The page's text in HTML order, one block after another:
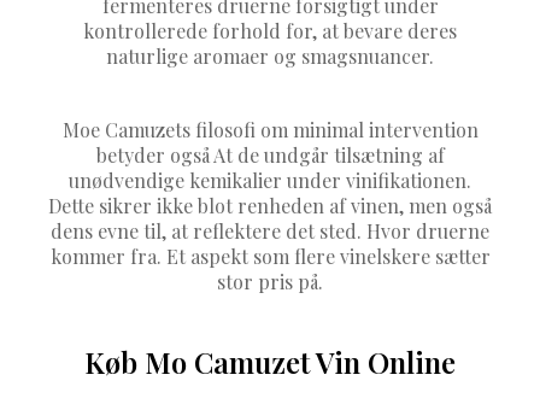
fermenteres druerne forsigtigt under
kontrollerede forhold for, at bevare deres
naturlige aromaer og smagsnuancer.
Moe Camuzets filosofi om minimal intervention
betyder også At de undgår tilsætning af
unødvendige kemikalier under vinifikationen.
Dette sikrer ikke blot renheden af vinen, men også
dens evne til, at reflektere det sted. Hvor druerne
kommer fra. Et aspekt som flere vinelskere sætter
stor pris på.
Køb Mo Camuzet Vin Online